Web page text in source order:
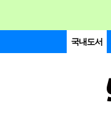
국내도서